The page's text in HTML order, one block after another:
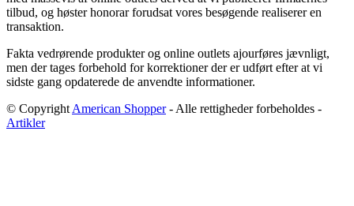
tilbud, og høster honorar forudsat vores besøgende realiserer en
transaktion.
Fakta vedrørende produkter og online outlets ajourføres jævnligt,
men der tages forbehold for korrektioner der er udført efter at vi
sidste gang opdaterede de anvendte informationer.
© Copyright American Shopper- Alle rettigheder forbeholdes -
Artikler